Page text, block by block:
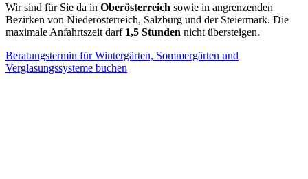
Wir sind für Sie da in Oberösterreich sowie in angrenzenden
Bezirken von Niederösterreich, Salzburg und der Steiermark. Die
maximale Anfahrtszeit darf 1,5 Stunden nicht übersteigen.
Beratungstermin für Wintergärten, Sommergärten und
Verglasungssysteme buchen